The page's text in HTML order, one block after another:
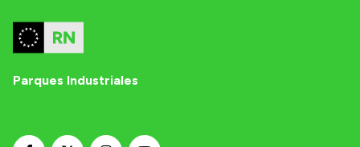
Parques Industriales